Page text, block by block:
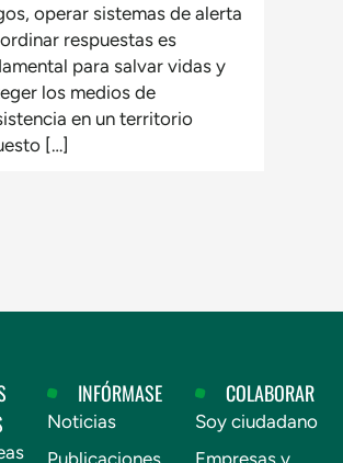
operar sistemas de alerta
respuestas es
para salvar vidas y
los medios de
en un territorio
[…]
INFÓRMASE
Noticias
COLABORAR
Soy ciudadano